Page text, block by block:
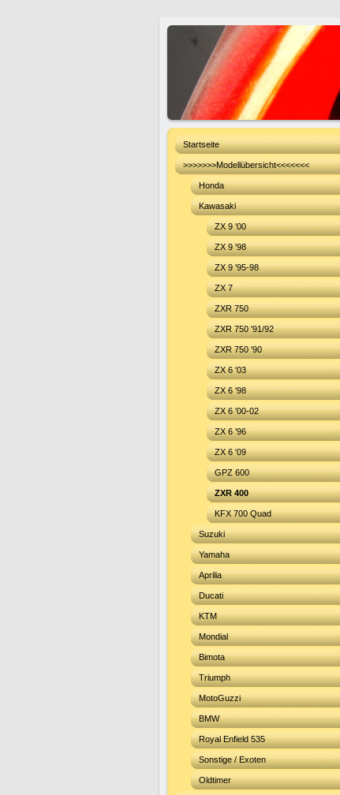
Startseite
>>>>>>>Modellübersicht<<<<<<<
Honda
Kawasaki
ZX 9 '00
ZX 9 '98
ZX 9 '95-98
ZX 7
ZXR 750
ZXR 750 '91/92
ZXR 750 '90
ZX 6 '03
ZX 6 '98
ZX 6 '00-02
ZX 6 '96
ZX 6 '09
GPZ 600
ZXR 400
KFX 700 Quad
Suzuki
Yamaha
Aprilia
Ducati
KTM
Mondial
Bimota
Triumph
MotoGuzzi
BMW
Royal Enfield 535
Sonstige / Exoten
Oldtimer